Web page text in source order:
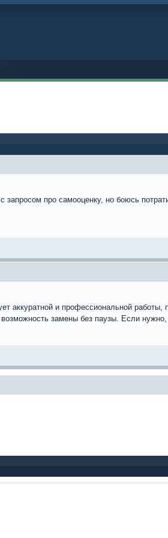
запросом про самооценку, но боюсь
аккуратной и профессиональной
замены без паузы. Если